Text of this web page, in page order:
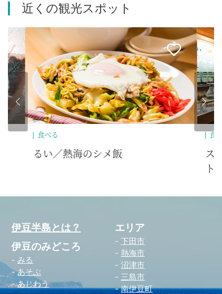
近くの観光スポット
食べる
るい／熱海のシメ飯
食
ス
ト
伊豆半島とは？
伊豆のみどころ
みる
あそぶ
あじわう
エリア
下田市
熱海市
沼津市
三島市
南伊豆町